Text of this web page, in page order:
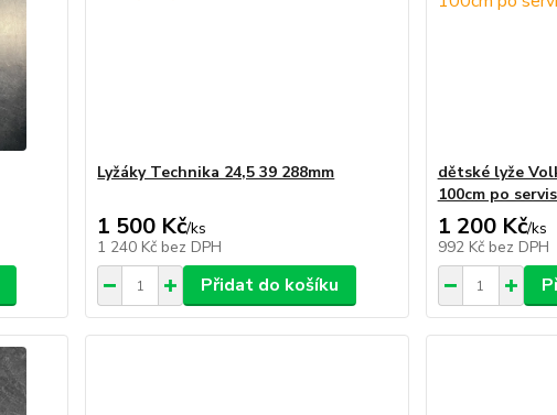
Lyžáky Technika 24,5 39 288mm
1 500 Kč/ks
1 240 Kč bez DPH
Přidat do košíku
dětské lyže
100cm po
1 200 Kč/ks
992 Kč bez DPH